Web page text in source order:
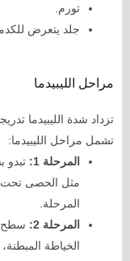
تورم.
جلد يتعرض
مراحل الليبيدما
تزداد شدة الليبيدما
تشمل مراحل الليبيدما:
المرحلة 1:
تبدو
مثل الحصى تحت
المرحلة.
المرحلة 2:
سطح
الخياطة